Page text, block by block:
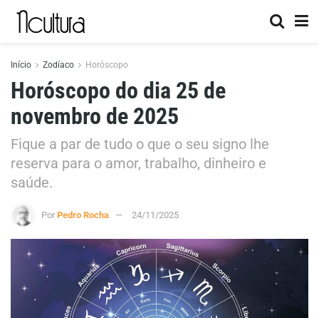
Início Zodíaco Horóscopo
Horóscopo do dia 25 de
novembro de 2025
Fique a par de tudo o que o seu signo lhe
reserva para o amor, trabalho, dinheiro e
saúde.
Por Pedro Rocha 24/11/2025